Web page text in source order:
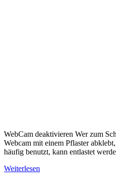
WebCam deaktivieren Wer zum
Webcam mit einem Pflaster
häufig benutzt, kann entlastet
Weiterlesen